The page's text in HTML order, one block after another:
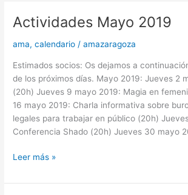
Actividades Mayo 2019
ama,calendario /amazaragoza
Estimados socios: Os dejamos a
de los próximos días. Mayo 2019: Jueves 2
(20h) Jueves 9 mayo 2019: Magia en
16 mayo 2019: Charla informativa sobre
legales para trabajar en público (20h)
Conferencia Shado (20h) Jueves 30 mayo
Actividades
2019
Leer más »